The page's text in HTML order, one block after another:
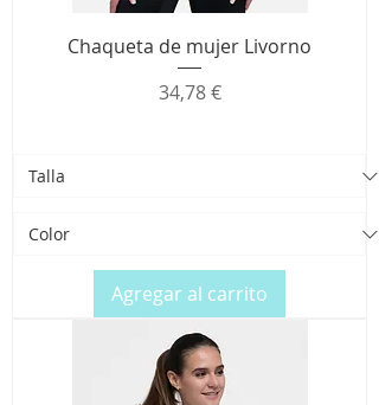
Chaqueta de mujer Livorno
Precio
34,78 €
Agregar al carrito